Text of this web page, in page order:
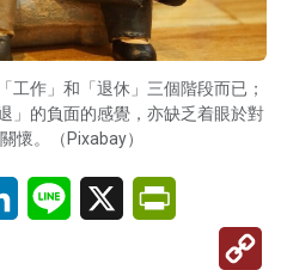
工作」和「退休」三個階段而已；
」的負面的感覺，亦缺乏着眼於對
懷。（Pixabay）
LinkedInLine X